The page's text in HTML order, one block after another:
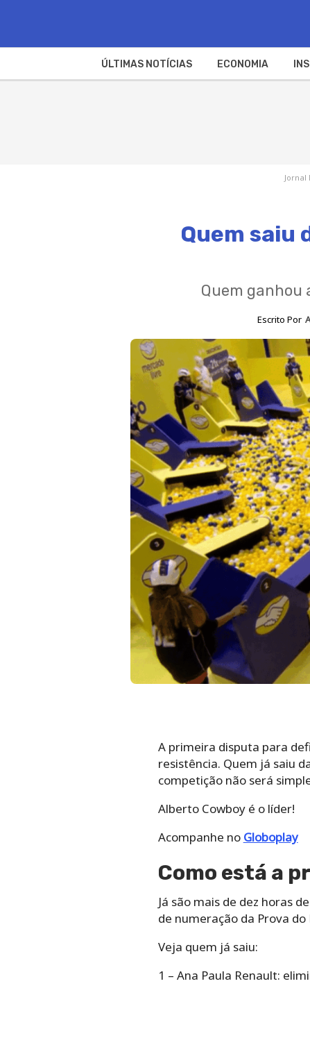
ÚLTIMAS NOTÍCIAS ECONOMIA
Jornal
Quem saiu
Quem ganhou
Escrito Por
A primeira disputa para
resistência. Quem já saiu
competição não será
Alberto Cowboy é o líder!
Acompanhe no Globoplay
Como está a
Já são mais de dez horas
de numeração da Prova do
Veja quem já saiu:
1 – Ana Paula Renault: